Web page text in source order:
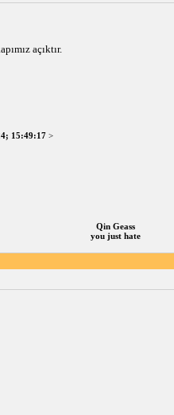
açıktır.
15:49:17 >
Qin Geass
you just hate